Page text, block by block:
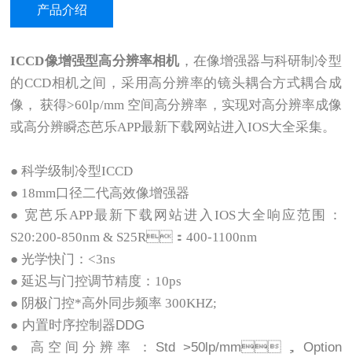
产品介绍
ICCD像增强型高分辨率相机 ，在像增强器与科研制冷型
的CCD相机之间，采用高分辨率的镜头耦合方式耦合成
像， 获得>60lp/mm 空间高分辨率，实现对高分辨率成像
或高分辨瞬态芭乐APP最新下载网站进入IOS大全采集。
● 科学级制冷型ICCD
● 18mm口径二代高效像增强器
● 宽芭乐APP最新下载网站进入IOS大全响应范围：
S20:200-850nm & S25R：400-1100nm
● 光学快门：<3ns
● 延迟与门控调节精度：10ps
● 阴极门控*高外同步频率 300KHZ;
● 内置时序控制器DDG
● 高空间分辨率：Std >50lp/mm，Option